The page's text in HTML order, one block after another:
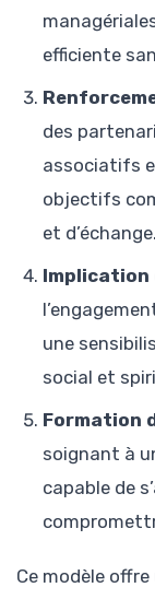
efficiente
des
associatifs
objectifs
et d’échange.
Implication
une
social et
Formation
soignant à
capable de
Ce modèle